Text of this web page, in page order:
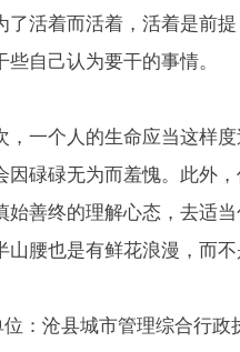
了活着而活着，活着是前
自己认为要干的事情。
，一个人的生命应当这样度
因碌碌无为而羞愧。此外
始善终的理解心态，去适
腰也是有鲜花浪漫，而不
：沧县城市管理综合行政